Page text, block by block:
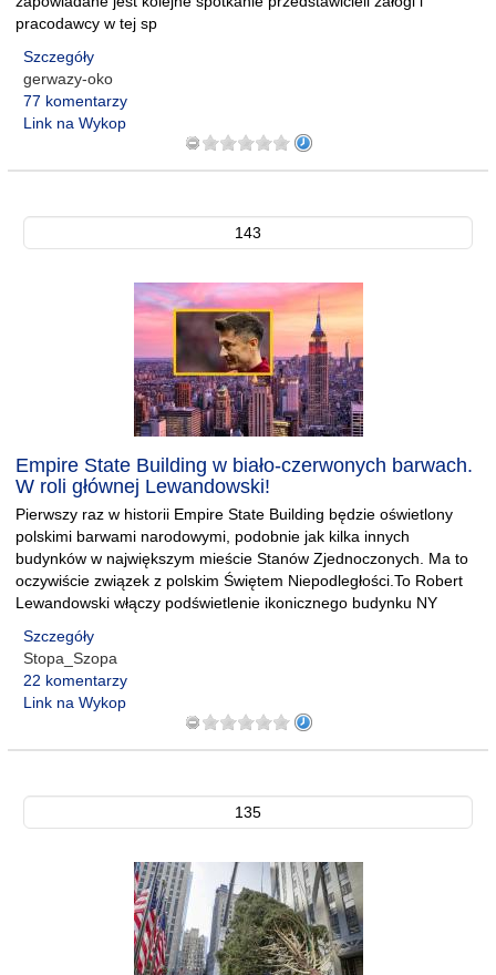
pracodawcy w tej sp
Szczegóły
gerwazy-oko
77 komentarzy
Link na Wykop
143
Empire State Building w biało-czerwonych barwach.
W roli głównej Lewandowski!
Pierwszy raz w historii Empire State Building będzie oświetlony
polskimi barwami narodowymi, podobnie jak kilka innych
budynków w największym mieście Stanów Zjednoczonych. Ma to
oczywiście związek z polskim Świętem Niepodległości.To Robert
Lewandowski włączy podświetlenie ikonicznego budynku NY
Szczegóły
Stopa_Szopa
22 komentarzy
Link na Wykop
135